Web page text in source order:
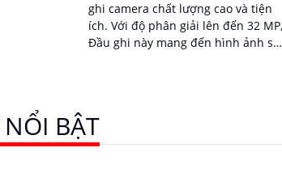
ghi camera chất lượng cao và tiện
ích. Với độ phân giải lên đến 32 MP,
Đầu ghi này mang đến hình ảnh sắc
BẬT